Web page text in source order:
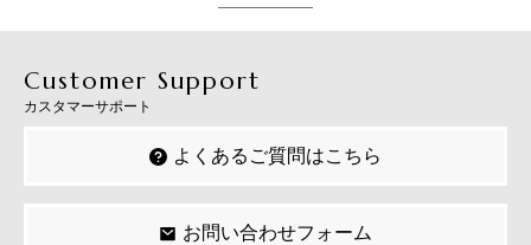
Customer Support
カスタマーサポート
よくあるご質問はこちら
お問い合わせフォーム